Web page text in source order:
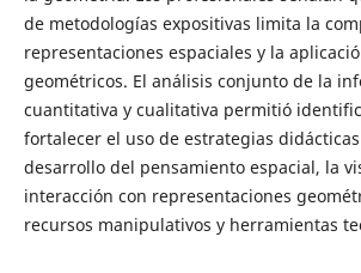
de metodologías expositivas limita la
representaciones espaciales y la
geométricos. El análisis conjunto de la
cuantitativa y cualitativa permitió
fortalecer el uso de estrategias
desarrollo del pensamiento espacial, la
interacción con representaciones
recursos manipulativos y herramientas